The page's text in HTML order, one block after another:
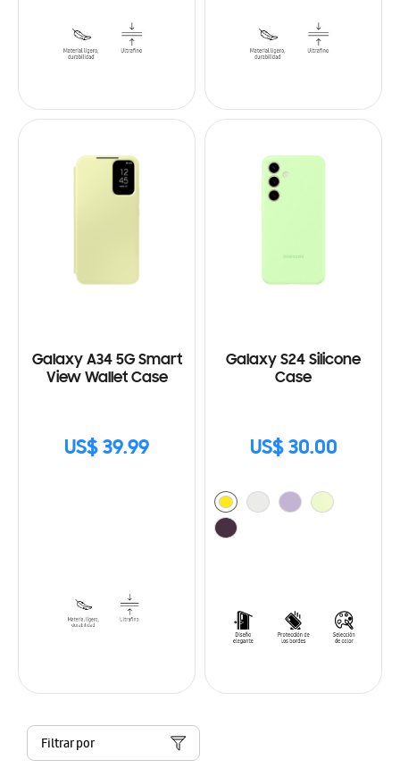
Galaxy A34 5G Smart
View Wallet Case
US$ 39.99
Galaxy S24 Silicone
Case
US$ 30.00
Filtrar por